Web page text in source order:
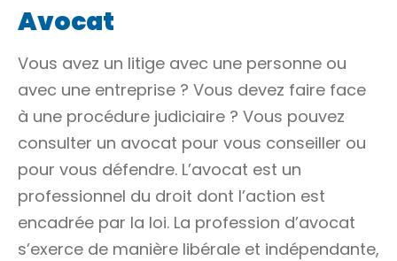
Avocat
Vous avez un litige avec une personne ou
avec une entreprise ? Vous devez faire face
à une procédure judiciaire ? Vous pouvez
consulter un avocat pour vous conseiller ou
pour vous défendre. L’avocat est un
professionnel du droit dont l’action est
encadrée par la loi. La profession d’avocat
s’exerce de manière libérale et indépendante,